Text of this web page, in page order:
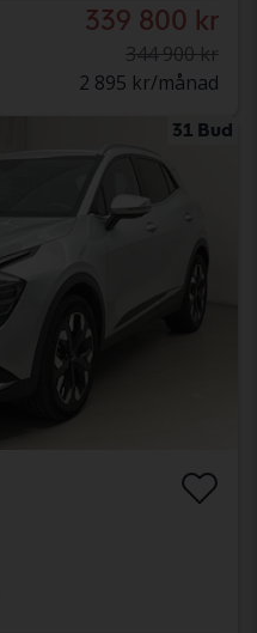
339 800 kr
344 900 kr
2 895 kr/månad
31 Bud